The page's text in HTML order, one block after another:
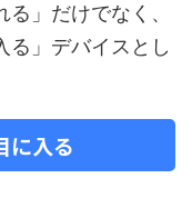
」だけでなく、
る」デバイスとし
に入る